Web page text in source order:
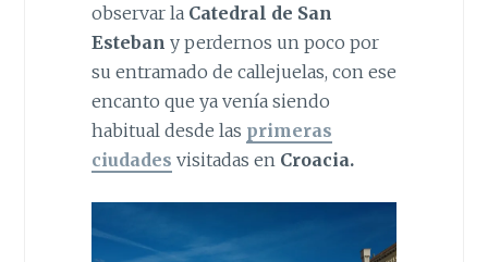
observar la Catedral de San
Esteban y perdernos un poco por
su entramado de callejuelas, con ese
encanto que ya venía siendo
habitual desde las primeras
ciudades visitadas en Croacia.